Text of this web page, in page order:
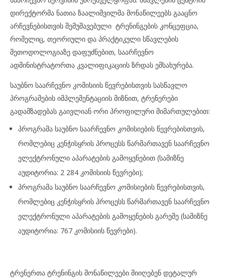
დირექტორმა ნათია ზაალიშვილმა მონაწილეებს გააცნო
არჩევნებისთვის შემუშავებული ტრენინგების კონცეფცია,
რომელიც, თეორიული და პრაქტიკული სწავლების
მეთოდოლოგიაზე დაფუძნებით, საარჩევნო
ადმინისტრატორთა კვალიფიკაციის ზრდას ემსახურება.
საუბნო საარჩევნო კომისიის წევრებისთვის სასწავლო
პროგრამების იმპლემენტაციის მიზნით, ტრენერები
გადამზადებას გაივლიან ორი პროფილური მიმართულებით:
პროგრამა საუბნო საარჩევნო კომისიების წევრებისთვის,
რომლებიც კენჭისყრის პროცესს წარმართავენ საარჩევნო
ელექტრონული აპარატების გამოყენებით (სამიზნე
აუდიტორია: 2 284 კომისიის წევრები);
პროგრამა საუბნო საარჩევნო კომისიების წევრებისთვის,
რომლებიც კენჭისყრის პროცესს წარმართავენ საარჩევნო
ელექტრონული აპარატების გამოყენების გარეშე (სამიზნე
აუდიტორია: 767 კომისიის წევრები).
ტრენერთა ტრენინგის მონაწილეები მიიღებენ დეტალურ